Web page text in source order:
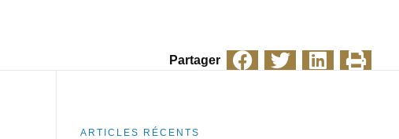
Partager
ARTICLES RÉCENTS